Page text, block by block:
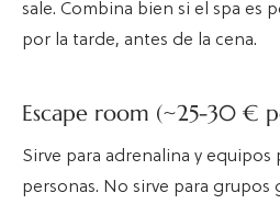
sale. Combina bien si el spa es
por la tarde, antes de la cena.
Escape room (~25-30 €
Sirve para adrenalina y
personas. No sirve para grupos